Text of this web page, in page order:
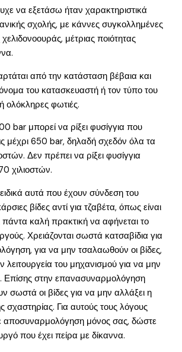
να εξετάσω ήταν χαρακτηριστικά
σχολής, με κάννες συγκολλημένες
μέτριας ποιότητας
από την κατάσταση βέβαια και
του κατασκευαστή ή τον τύπο του
ολόκληρες φωτιές.
bar μπορεί να ρίξει φυσίγγια που
μέχρι 650 bar, δηλαδή σχεδόν όλα τα
Δεν πρέπει να ρίξει φυσίγγια
χιλιοστών.
αυτά που έχουν σύνδεση του
βίδες αντί για τζαβέτα, όπως είναι
πάντα καλή πρακτική να αφήνεται το
Χρειάζονται σωστά κατσαβίδια για
για να μην τσαλαωθούν οι βίδες,
λειτουργεία του μηχανισμού για να μην
Επίσης στην επανασυναρμολόγηση
σωστά οι βίδες για να μην αλλάξει η
Για αυτούς τους λόγους
αποσυναρμολόγηση μόνος σας, δώστε
που έχει πείρα με δίκαννα.